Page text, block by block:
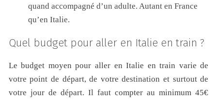
quand accompagné d’un adulte. Autant en France
qu’en Italie.
Quel budget pour aller en Italie en train ?
Le budget moyen pour aller en Italie en train varie de
votre point de départ, de votre destination et surtout de
votre jour de départ. Il faut compter au minimum 45€